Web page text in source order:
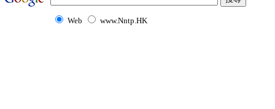
Web www.Nntp.HK